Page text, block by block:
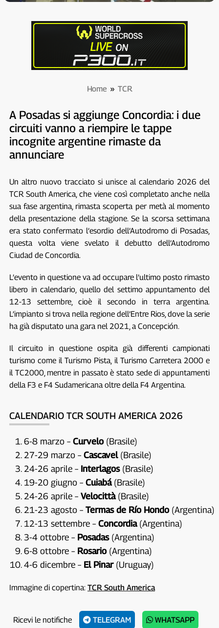
Home »TCR
A Posadas si aggiunge Concordia: i due
circuiti vanno a riempire le tappe
incognite argentine rimaste da
annunciare
Un altro nuovo tracciato si unisce al calendario 2026 del
TCR South America, che viene così completato anche nella
sua fase argentina, rimasta scoperta per metà al momento
della presentazione della stagione. Se la scorsa settimana
era stato confermato l’esordio dell’Autodromo di Posadas,
questa volta viene svelato il debutto dell’Autodromo
Ciudad de Concordia.
L’evento in questione va ad occupare l’ultimo posto rimasto
libero in calendario, quello del settimo appuntamento del
12-13 settembre, cioè il secondo in terra argentina.
L’impianto si trova nella regione dell’Entre Rios, dove la serie
ha già disputato una gara nel 2021, a Concepción.
Il circuito in questione ospita già differenti campionati
turismo come il Turismo Pista, il Turismo Carretera 2000 e
il TC2000, mentre in passato è stato sede di appuntamenti
della F3 e F4 Sudamericana oltre della F4 Argentina.
CALENDARIO TCR SOUTH AMERICA 2026
6-8 marzo – Curvelo(Brasile)
27-29 marzo – Cascavel(Brasile)
24-26 aprile – Interlagos(Brasile)
19-20 giugno – Cuiabá(Brasile)
24-26 aprile – Velocittà(Brasile)
21-23 agosto – Termas de Río Hondo(Argentina)
12-13 settembre – Concordia(Argentina)
3-4 ottobre – Posadas(Argentina)
6-8 ottobre – Rosario(Argentina)
4-6 dicembre – El Pinar(Uruguay)
Immagine di copertina: TCR South America
Ricevi le notifiche TELEGRAM WHATSAPP